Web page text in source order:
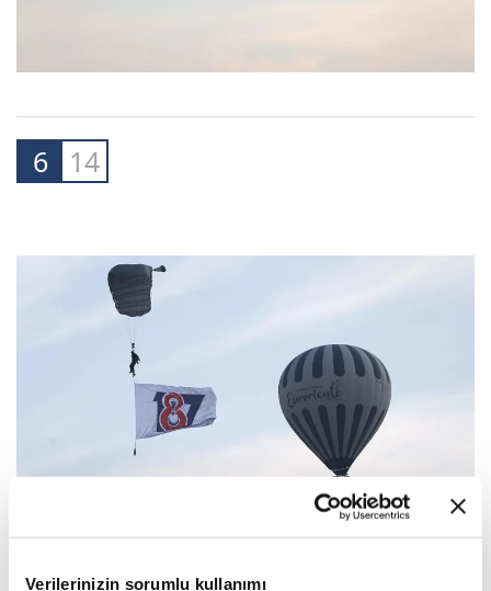
Verilerinizin sorumlu kullanımı
6 14
7 14